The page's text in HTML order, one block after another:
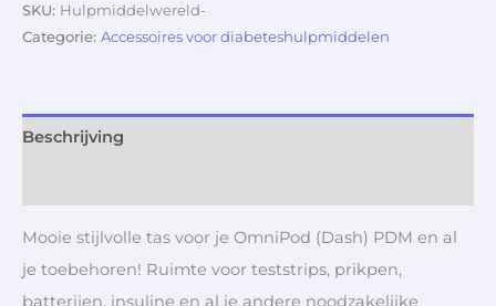
SKU: Hulpmiddelwereld-
Categorie: Accessoires voor diabeteshulpmiddelen
Beschrijving
Mooie stijlvolle tas voor je OmniPod (Dash) PDM en al
je toebehoren! Ruimte voor teststrips, prikpen,
batterijen, insuline en al je andere noodzakelijke